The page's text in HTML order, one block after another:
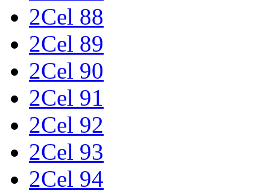
2Cel 88
2Cel 89
2Cel 90
2Cel 91
2Cel 92
2Cel 93
2Cel 94